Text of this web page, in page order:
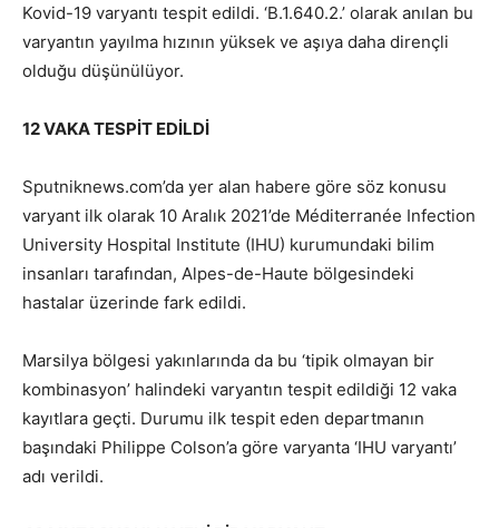
Kovid-19 varyantı tespit edildi. ‘B.1.640.2.’ olarak anılan bu
varyantın yayılma hızının yüksek ve aşıya daha dirençli
olduğu düşünülüyor.
12 VAKA TESPİT EDİLDİ
Sputniknews.com’da yer alan habere göre söz konusu
varyant ilk olarak 10 Aralık 2021’de Méditerranée Infection
University Hospital Institute (IHU) kurumundaki bilim
insanları tarafından, Alpes-de-Haute bölgesindeki
hastalar üzerinde fark edildi.
Marsilya bölgesi yakınlarında da bu ‘tipik olmayan bir
kombinasyon’ halindeki varyantın tespit edildiği 12 vaka
kayıtlara geçti. Durumu ilk tespit eden departmanın
başındaki Philippe Colson’a göre varyanta ‘IHU varyantı’
adı verildi.